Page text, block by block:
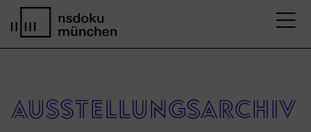
Ausstellungs­archiv